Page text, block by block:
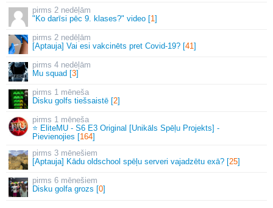
2 nedēļām
"Ko darīsi pēc 9. klases?" video [1]
2 nedēļām
[Aptauja] Vai esi vakcinēts pret Covid-19? [41]
4 nedēļām
Mu squad [3]
1 mēneša
Disku golfs tiešsaistē [2]
1 mēneša
⭐ EliteMU - S6 E3 Original [Unikāls Spēļu Projekts] -
Pievienojies [164]
3 mēnešiem
[Aptauja] Kādu oldschool spēļu serveri vajadzētu exā? [25]
6 mēnešiem
Disku golfa grozs [0]